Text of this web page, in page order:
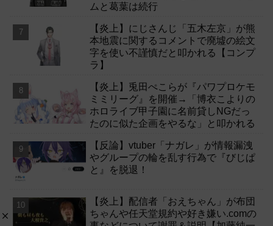
ムと葛葉は続行
【炎上】にじさんじ「五木左京」が熊
本地震に関するコメントで廃墟の絵文
字を使い不謹慎だと叩かれる【コンプ
ラ】
【炎上】兎田ぺこらが『パワプロケモ
ミミリーグ』を開催→「博衣こよりの
ホロライブ甲子園に名前貸しNGだっ
たのに似た企画をやるな」と叩かれる
【反論】vtuber「ナガレ」が情報漏洩
やグループの輪を乱す行為で『びじぱ
と』を脱退！
【炎上】配信者「おえちゃん」が布団
ちゃんや任天堂規約や好き嫌い.comの